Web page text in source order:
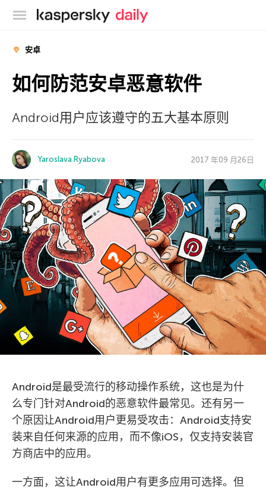
卡巴斯基官方博客
安卓
如何防范安卓恶意软件
Android用户应该遵守的五大基本原则
Yaroslava Ryabova 2017 年09 月26日
Android是最受流行的移动操作系统，这也是为什
么专门针对Android的恶意软件最常见。还有另一
个原因让Android用户更易受攻击：Android支持安
装来自任何来源的应用，而不像iOS，仅支持安装官
方商店中的应用。
一方面，这让Android用户有更多应用可选择。但